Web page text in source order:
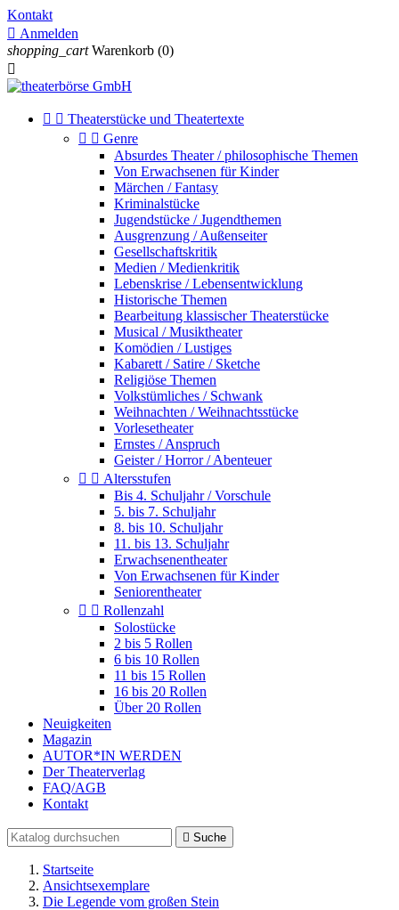
Kontakt
 Anmelden
shopping_cart Warenkorb (0)

  Theaterstücke und Theatertexte
  Genre
Absurdes Theater / philosophische Themen
Von Erwachsenen für Kinder
Märchen / Fantasy
Kriminalstücke
Jugendstücke / Jugendthemen
Ausgrenzung / Außenseiter
Gesellschaftskritik
Medien / Medienkritik
Lebenskrise / Lebensentwicklung
Historische Themen
Bearbeitung klassischer Theaterstücke
Musical / Musiktheater
Komödien / Lustiges
Kabarett / Satire / Sketche
Religiöse Themen
Volkstümliches / Schwank
Weihnachten / Weihnachtsstücke
Vorlesetheater
Ernstes / Anspruch
Geister / Horror / Abenteuer
  Altersstufen
Bis 4. Schuljahr / Vorschule
5. bis 7. Schuljahr
8. bis 10. Schuljahr
11. bis 13. Schuljahr
Erwachsenentheater
Von Erwachsenen für Kinder
Seniorentheater
  Rollenzahl
Solostücke
2 bis 5 Rollen
6 bis 10 Rollen
11 bis 15 Rollen
16 bis 20 Rollen
Über 20 Rollen
Neuigkeiten
Magazin
AUTOR*IN WERDEN
Der Theaterverlag
FAQ/AGB
Kontakt
 Suche
Startseite
Ansichtsexemplare
Die Legende vom großen Stein